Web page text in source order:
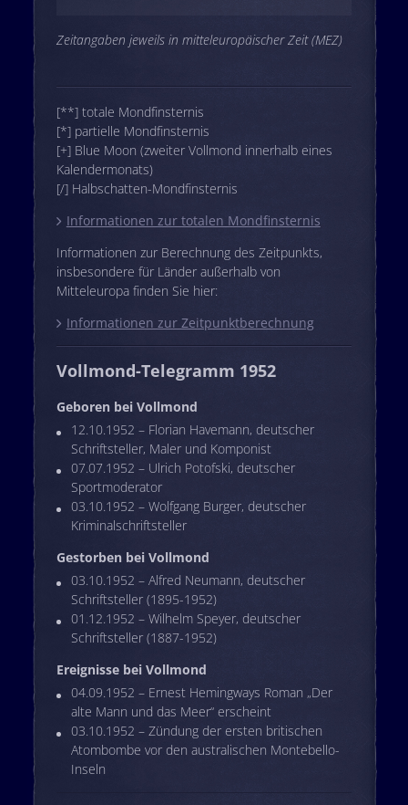
Zeitangaben jeweils in mitteleuropäischer Zeit (MEZ)
[**] totale Mondfinsternis
[*] partielle Mondfinsternis
[+] Blue Moon (zweiter Vollmond innerhalb eines
Kalendermonats)
[/] Halbschatten-Mondfinsternis
Informationen zur totalen Mondfinsternis
Informationen zur Berechnung des Zeitpunkts,
insbesondere für Länder außerhalb von
Mitteleuropa finden Sie hier:
Informationen zur Zeitpunktberechnung
Vollmond-Telegramm 1952
Geboren bei Vollmond
12.10.1952 – Florian Havemann, deutscher
Schriftsteller, Maler und Komponist
07.07.1952 – Ulrich Potofski, deutscher
Sportmoderator
03.10.1952 – Wolfgang Burger, deutscher
Kriminalschriftsteller
Gestorben bei Vollmond
03.10.1952 – Alfred Neumann, deutscher
Schriftsteller (1895-1952)
01.12.1952 – Wilhelm Speyer, deutscher
Schriftsteller (1887-1952)
Ereignisse bei Vollmond
04.09.1952 – Ernest Hemingways Roman „Der
alte Mann und das Meer“ erscheint
03.10.1952 – Zündung der ersten britischen
Atombombe vor den australischen Montebello-
Inseln